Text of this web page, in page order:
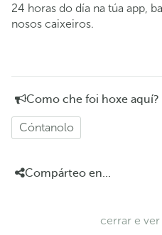
24 horas do día na túa app,
nosos caixeiros.
Como che foi hoxe aquí?
Cóntanolo
Compárteo en...
cerrar e